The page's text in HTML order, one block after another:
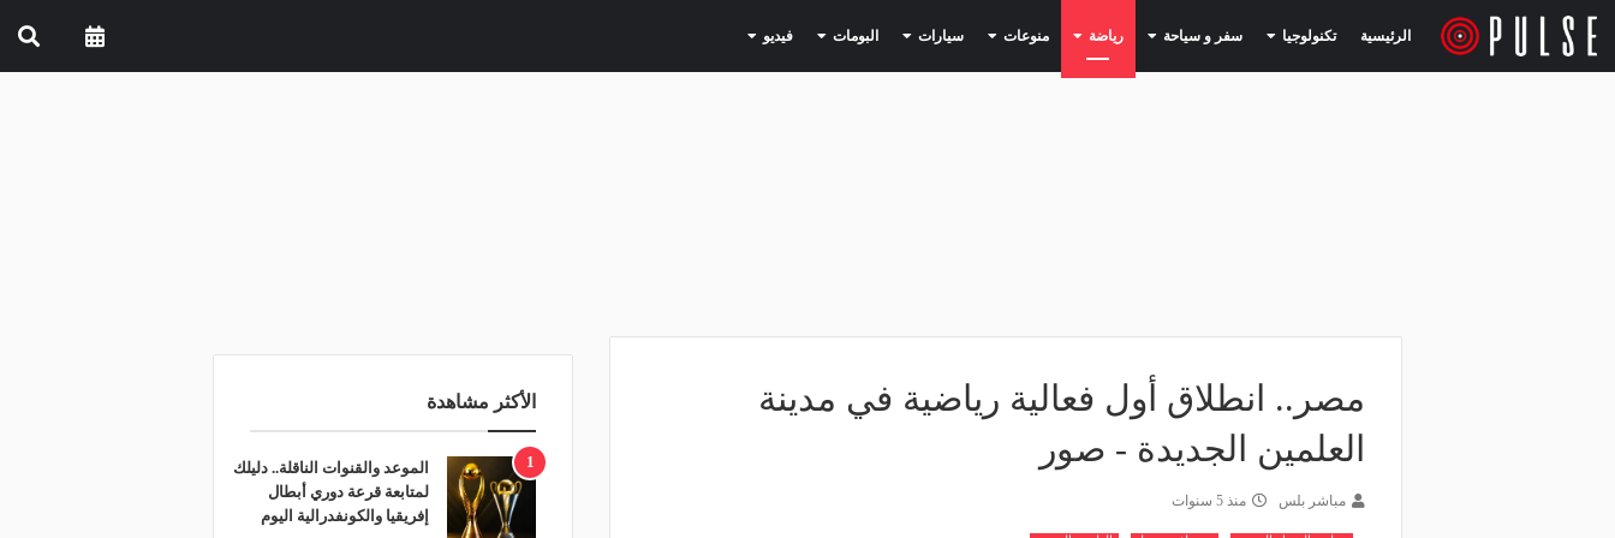
الرئيسية تكنولوجيا (current) سفر و سياحة (current) رياضة (current) منوعات (current) سيارات (current) البومات (current) فيديو (current)
مصر.. انطلاق أول فعالية رياضية في مدينة
العلمين الجديدة - صور
مباشر بلس منذ 5 سنوات
الأكثر مشاهدة
1
الموعد والقنوات الناقلة.. دليلك
لمتابعة قرعة دوري أبطال
إفريقيا والكونفدرالية اليوم